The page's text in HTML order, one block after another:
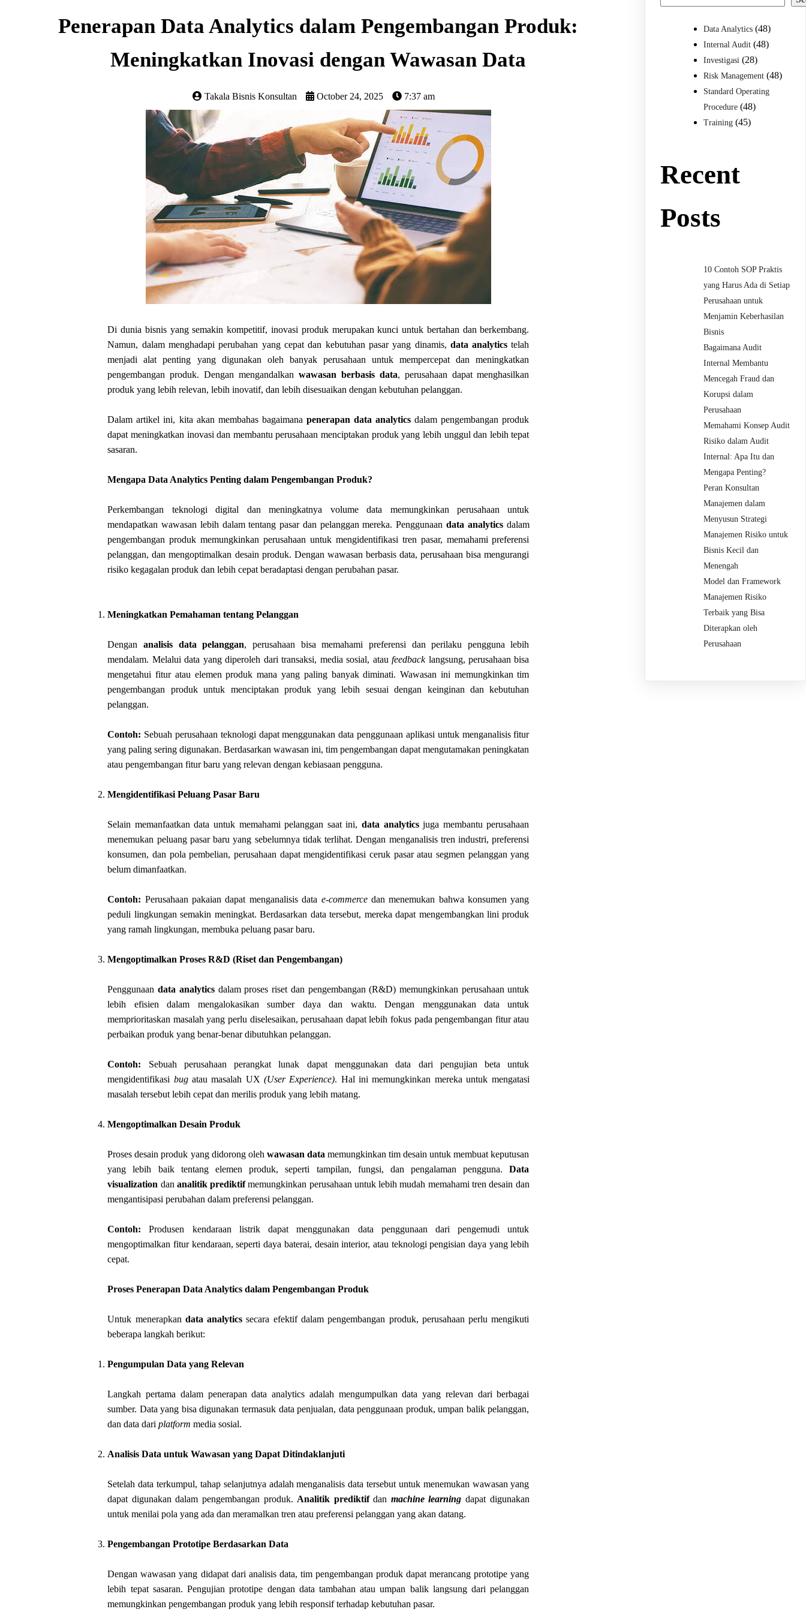
Penerapan Data Analytics dalam Pengembangan Produk:
Meningkatkan Inovasi dengan Wawasan Data
Takala Bisnis Konsultan October 24, 2025 7:37 am
Di dunia bisnis yang semakin kompetitif, inovasi produk merupakan kunci untuk bertahan dan berkembang.
Namun, dalam menghadapi perubahan yang cepat dan kebutuhan pasar yang dinamis, data analytics telah
menjadi alat penting yang digunakan oleh banyak perusahaan untuk mempercepat dan meningkatkan
pengembangan produk. Dengan mengandalkan wawasan berbasis data, perusahaan dapat menghasilkan
produk yang lebih relevan, lebih inovatif, dan lebih disesuaikan dengan kebutuhan pelanggan.
Dalam artikel ini, kita akan membahas bagaimana penerapan data analytics dalam pengembangan produk
dapat meningkatkan inovasi dan membantu perusahaan menciptakan produk yang lebih unggul dan lebih tepat
sasaran.
Mengapa Data Analytics Penting dalam Pengembangan Produk?
Perkembangan teknologi digital dan meningkatnya volume data memungkinkan perusahaan untuk
mendapatkan wawasan lebih dalam tentang pasar dan pelanggan mereka. Penggunaan data analyticsdalam
pengembangan produk memungkinkan perusahaan untuk mengidentifikasi tren pasar, memahami preferensi
pelanggan, dan mengoptimalkan desain produk. Dengan wawasan berbasis data, perusahaan bisa mengurangi
risiko kegagalan produk dan lebih cepat beradaptasi dengan perubahan pasar.
Meningkatkan Pemahaman tentang Pelanggan
Dengan analisis data pelanggan, perusahaan bisa memahami preferensi dan perilaku pengguna lebih
mendalam. Melalui data yang diperoleh dari transaksi, media sosial, ataufeedbacklangsung, perusahaan bisa
mengetahui fitur atau elemen produk mana yang paling banyak diminati. Wawasan ini memungkinkan tim
pengembangan produk untuk menciptakan produk yang lebih sesuai dengan keinginan dan kebutuhan
pelanggan.
Contoh: Sebuah perusahaan teknologi dapat menggunakan data penggunaan aplikasi untuk menganalisis fitur
yang paling sering digunakan. Berdasarkan wawasan ini, tim pengembangan dapat mengutamakan peningkatan
atau pengembangan fitur baru yang relevan dengan kebiasaan pengguna.
Mengidentifikasi Peluang Pasar Baru
Selain memanfaatkan data untuk memahami pelanggan saat ini,data analyticsjuga membantu perusahaan
menemukan peluang pasar baru yang sebelumnya tidak terlihat. Dengan menganalisis tren industri, preferensi
konsumen, dan pola pembelian, perusahaan dapat mengidentifikasi ceruk pasar atau segmen pelanggan yang
belum dimanfaatkan.
Contoh: Perusahaan pakaian dapat menganalisis data e-commercedan menemukan bahwa konsumen yang
peduli lingkungan semakin meningkat. Berdasarkan data tersebut, mereka dapat mengembangkan lini produk
yang ramah lingkungan, membuka peluang pasar baru.
Mengoptimalkan Proses R&D (Riset dan Pengembangan)
Penggunaandata analyticsdalam proses riset dan pengembangan (R&D) memungkinkan perusahaan untuk
lebih efisien dalam mengalokasikan sumber daya dan waktu. Dengan menggunakan data untuk
memprioritaskan masalah yang perlu diselesaikan, perusahaan dapat lebih fokus pada pengembangan fitur atau
perbaikan produk yang benar-benar dibutuhkan pelanggan.
Contoh: Sebuah perusahaan perangkat lunak dapat menggunakan data dari pengujian beta untuk
mengidentifikasi bugatau masalah UX(User Experience). Hal ini memungkinkan mereka untuk mengatasi
masalah tersebut lebih cepat dan merilis produk yang lebih matang.
Mengoptimalkan Desain Produk
Proses desain produk yang didorong oleh wawasan data memungkinkan tim desain untuk membuat keputusan
yang lebih baik tentang elemen produk, seperti tampilan, fungsi, dan pengalaman pengguna.Data
visualization dan analitik prediktifmemungkinkan perusahaan untuk lebih mudah memahami tren desain dan
mengantisipasi perubahan dalam preferensi pelanggan.
Contoh: Produsen kendaraan listrik dapat menggunakan data penggunaan dari pengemudi untuk
mengoptimalkan fitur kendaraan, seperti daya baterai, desain interior, atau teknologi pengisian daya yang lebih
cepat.
Proses Penerapan Data Analytics dalam Pengembangan Produk
Untuk menerapkan data analytics secara efektif dalam pengembangan produk, perusahaan perlu mengikuti
beberapa langkah berikut:
Pengumpulan Data yang Relevan
Langkah pertama dalam penerapan data analytics adalah mengumpulkan data yang relevan dari berbagai
sumber. Data yang bisa digunakan termasuk data penjualan, data penggunaan produk, umpan balik pelanggan,
dan data dariplatform media sosial.
Analisis Data untuk Wawasan yang Dapat Ditindaklanjuti
Setelah data terkumpul, tahap selanjutnya adalah menganalisis data tersebut untuk menemukan wawasan yang
dapat digunakan dalam pengembangan produk. Analitik prediktifdan machine learning dapat digunakan
untuk menilai pola yang ada dan meramalkan tren atau preferensi pelanggan yang akan datang.
Pengembangan Prototipe Berdasarkan Data
Dengan wawasan yang didapat dari analisis data, tim pengembangan produk dapat merancang prototipe yang
lebih tepat sasaran. Pengujian prototipe dengan data tambahan atau umpan balik langsung dari pelanggan
memungkinkan pengembangan produk yang lebih responsif terhadap kebutuhan pasar.
Data Analytics (48)
Internal Audit (48)
Investigasi (28)
Risk Management (48)
Standard Operating
Procedure (48)
Training (45)
Recent
Posts
10 Contoh SOP Praktis
yang Harus Ada di Setiap
Perusahaan untuk
Menjamin Keberhasilan
Bisnis
Bagaimana Audit
Internal Membantu
Mencegah Fraud dan
Korupsi dalam
Perusahaan
Memahami Konsep Audit
Risiko dalam Audit
Internal: Apa Itu dan
Mengapa Penting?
Peran Konsultan
Manajemen dalam
Menyusun Strategi
Manajemen Risiko untuk
Bisnis Kecil dan
Menengah
Model dan Framework
Manajemen Risiko
Terbaik yang Bisa
Diterapkan oleh
Perusahaan